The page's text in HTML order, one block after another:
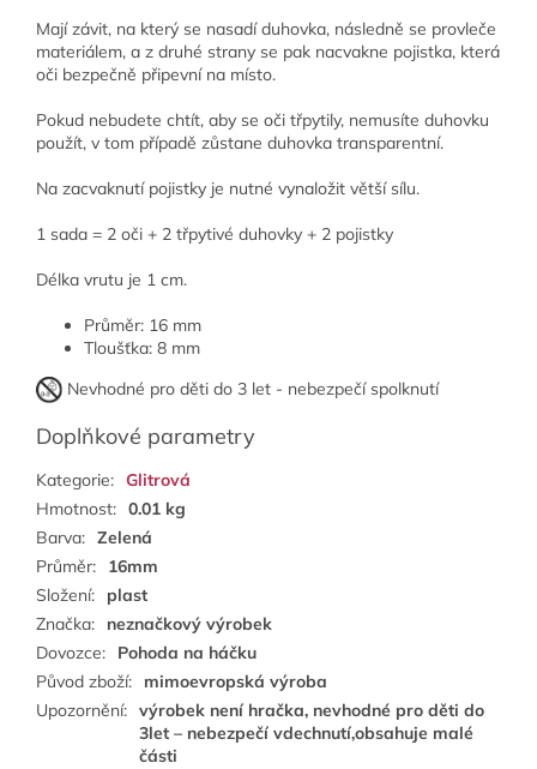
Mají závit, na který se nasadí duhovka, následně se provleče
materiálem, a z druhé strany se pak nacvakne pojistka, která
oči bezpečně připevní na místo.
Pokud nebudete chtít, aby se oči třpytily, nemusíte duhovku
použít, v tom případě zůstane duhovka transparentní.
Na zacvaknutí pojistky je nutné vynaložit větší sílu.
1 sada = 2 oči + 2 třpytivé duhovky + 2 pojistky
Délka vrutu je 1 cm.
Průměr: 16 mm
Tloušťka: 8 mm
Nevhodné pro děti do 3 let - nebezpečí spolknutí
Doplňkové parametry
Kategorie: Glitrová
Hmotnost: 0.01 kg
Barva: Zelená
Průměr:
16mm
Složení:
plast
Značka:
neznačkový výrobek
Dovozce:
Pohoda na háčku
Původ zboží:
mimoevropská výroba
Upozornění: výrobek není hračka, nevhodné pro děti do
3let – nebezpečí vdechnutí,obsahuje malé
části